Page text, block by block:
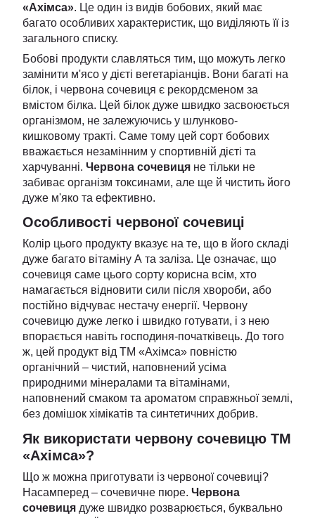
«Ахімса». Це один із видів бобових, який має
багато особливих характеристик, що виділяють її із
загального списку.
Бобові продукти славляться тим, що можуть легко
замінити м'ясо у дієті вегетаріанців. Вони багаті на
білок, і червона сочевиця є рекордсменом за
вмістом білка. Цей білок дуже швидко засвоюється
організмом, не залежуючись у шлунково-
кишковому тракті. Саме тому цей сорт бобових
вважається незамінним у спортивній дієті та
харчуванні. Червона сочевиця не тільки не
забиває організм токсинами, але ще й чистить його
дуже м'яко та ефективно.
Особливості червоної сочевиці
Колір цього продукту вказує на те, що в його складі
дуже багато вітаміну А та заліза. Це означає, що
сочевиця саме цього сорту корисна всім, хто
намагається відновити сили після хвороби, або
постійно відчуває нестачу енергії. Червону
сочевицю дуже легко і швидко готувати, і з нею
впорається навіть господиня-початківець. До того
ж, цей продукт від ТМ «Ахімса» повністю
органічний – чистий, наповнений усіма
природними мінералами та вітамінами,
наповнений смаком та ароматом справжньої землі,
без домішок хімікатів та синтетичних добрив.
Як використати червону сочевицю ТМ
«Ахімса»?
Що ж можна приготувати із червоної сочевиці?
Насамперед – сочевичне пюре. Червона
сочевиця дуже швидко розварюється, буквально